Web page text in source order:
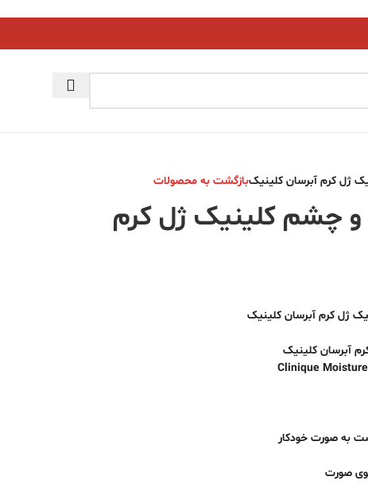
ژل کرم آبرسان کلینیکبازگشت به محصولات
چشم کلینیک ژل کرم
ژل کرم آبرسان کلینیک
آبرسان کلینیک
Clinique
به صورت خودکار
صورت